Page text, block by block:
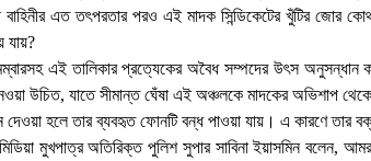
এত তৎপরতার পরও এই মাদক সিন্ডিকেটের খুঁটির জোর
যায়?
এই তালিকার প্রত্যেকের অবৈধ সম্পদের উৎস অনুসন্ধান
উচিত, যাতে সীমান্ত ঘেঁষা এই অঞ্চলকে মাদকের অভিশাপ
হলে তার ব্যবহৃত ফোনটি বন্ধ পাওয়া যায়। এ কারণে তার
মুখপাত্র অতিরিক্ত পুলিশ সুপার সাবিনা ইয়াসমিন বলেন,